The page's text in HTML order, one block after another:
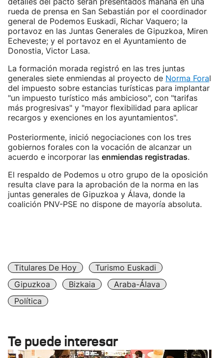
rueda de prensa en San Sebastián por el coordinador
general de Podemos Euskadi, Richar Vaquero; la
portavoz en las Juntas Generales de Gipuzkoa, Miren
Echeveste; y el portavoz en el Ayuntamiento de
Donostia, Victor Lasa.
La formación morada registró en las tres juntas
generales siete enmiendas al proyecto de Norma Foral
del impuesto sobre estancias turísticas para implantar
"un impuesto turístico más ambicioso", con "tarifas
más progresivas" y "mayor flexibilidad para aplicar
recargos y exenciones en los ayuntamientos".
Posteriormente, inició negociaciones con los tres
gobiernos forales con la vocación de alcanzar un
acuerdo e incorporar las enmiendas registradas.
El respaldo de Podemos u otro grupo de la oposición
resulta clave para la aprobación de la norma en las
juntas generales de Gipuzkoa y Álava, donde la
coalición PNV-PSE no dispone de mayoría absoluta.
Titulares De Hoy
Turismo Euskadi
Gipuzkoa
Bizkaia
Araba-Álava
Política
Te puede interesar